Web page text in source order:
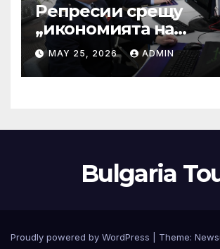
Репресии срещу
„икономията на
фактурирането“
MAY 25, 2026 ADMIN
Bulgaria
Proudly powered by WordPress Theme: